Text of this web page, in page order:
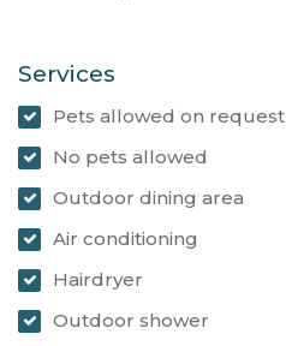
Services
Pets allowed on request
No pets allowed
Outdoor dining area
Air conditioning
Hairdryer
Outdoor shower